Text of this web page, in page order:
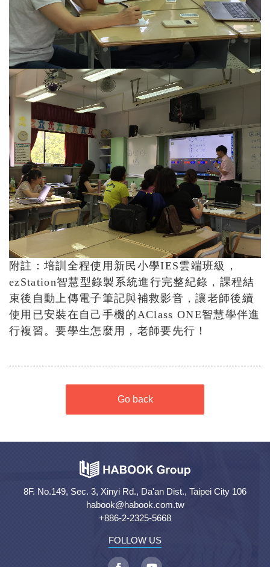
附註：培訓全程使用新民小學IES雲端班級，
ezStation智慧型錄製系統進行完整紀錄，課程結
束後自動上傳電子筆記與補救影音，讓老師後續
使用已安裝在自己手機的AClass ONE智慧學伴進
行複習。要學生怎麼用，老師要先行！
Go back
8F. No.149, Sec. 3, Xinyi Rd., Da'an Dist., Taipei City 106
habook@habook.com.tw
+886-2-2325-5668
FOLLOW US